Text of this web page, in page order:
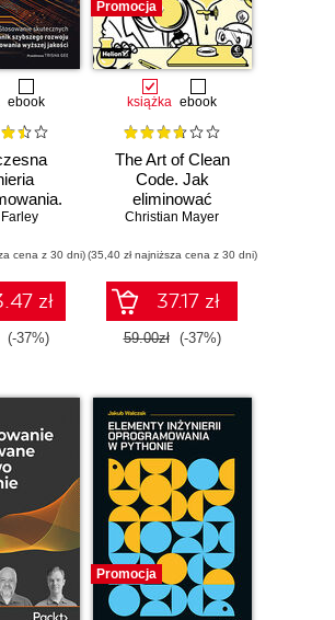
ebook
jakości
cena z 30 dni)
zł
(-37%)
Promocja
książka ebook
The Art of Clean
Code. Jak
eliminować
złożoność i pisać
Christian Mayer
(35,40 zł najniższa cena z 30 dni)
37.17 zł
59.00zł (-37%)
Promocja